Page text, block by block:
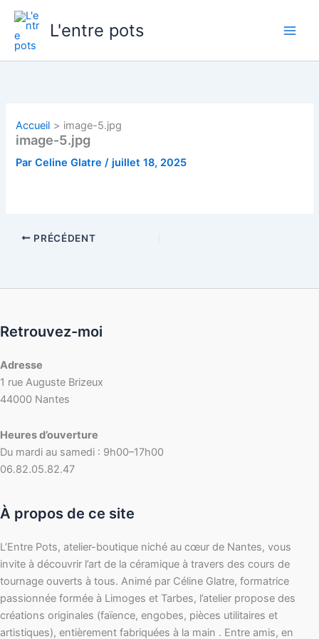
Aller
contenu
L'entre pots
Accueil image-5.jpg
image-5.jpg
ParCeline Glatre/ juillet 18, 2025
PRÉCÉDENT
Retrouvez-moi
Adresse
1 rue Auguste Brizeux
44000 Nantes
Heures d’ouverture
Du mardi au samedi : 9h00–17h00
06.82.05.82.47
À propos de ce site
L’Entre Pots, atelier-boutique niché au cœur de Nantes, vous
invite à découvrir l’art de la céramique à travers des cours de
tournage ouverts à tous. Animé par Céline Glatre, formatrice
passionnée formée à Limoges et Tarbes, l’atelier propose des
créations originales (faïence, engobes, pièces utilitaires et
artistiques), entièrement fabriquées à la main . Entre amis, en